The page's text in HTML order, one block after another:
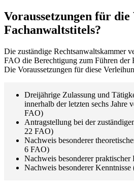
Voraussetzungen für die
Fachanwaltstitels?
Die zuständige Rechtsanwaltskammer
FAO die Berechtigung zum Führen der
Die Voraussetzungen für diese
Dreijährige Zulassung und
innerhalb der letzten sechs Jahre
FAO)
Antragstellung bei der
22 FAO)
Nachweis besonderer
6 FAO)
Nachweis besonderer
Nachweis besonderer